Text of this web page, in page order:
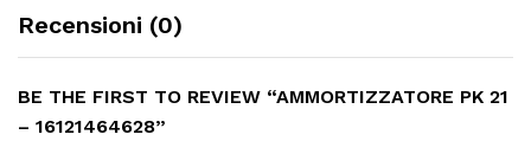
Recensioni (0)
BE THE FIRST TO REVIEW “AMMORTIZZATORE PK 21
– 16121464628”